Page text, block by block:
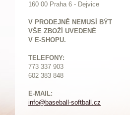
160 00 Praha 6 - Dejvice
V PRODEJNĚ NEMUSÍ BÝT
VŠE ZBOŽÍ UVEDENÉ
V E-SHOPU.
TELEFONY:
773 337 903
602 383 848
E-MAIL:
info@baseball-softball.cz